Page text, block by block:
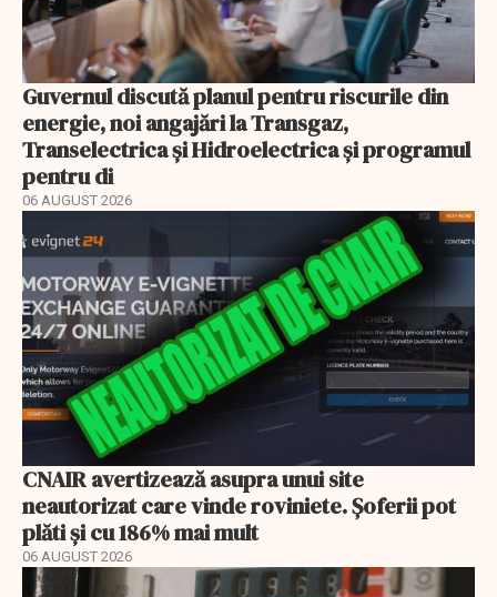
Guvernul discută planul pentru riscurile din
energie, noi angajări la Transgaz,
Transelectrica și Hidroelectrica și programul
pentru di
06 AUGUST 2026
CNAIR avertizează asupra unui site
neautorizat care vinde roviniete. Șoferii pot
plăti și cu 186% mai mult
06 AUGUST 2026